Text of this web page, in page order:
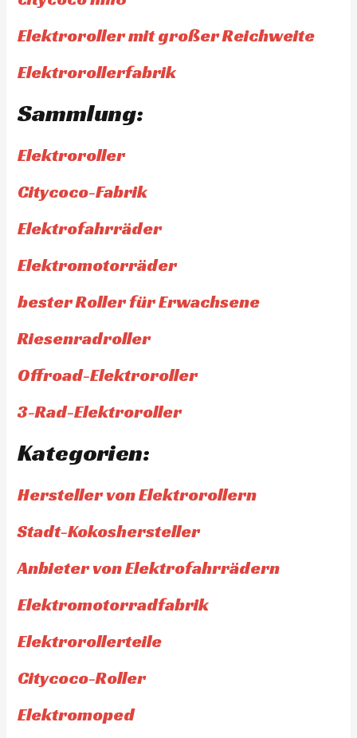
Elektroroller mit großer Reichweite
Elektrorollerfabrik
Sammlung:
Elektroroller
Citycoco-Fabrik
Elektrofahrräder
Elektromotorräder
bester Roller für Erwachsene
Riesenradroller
Offroad-Elektroroller
3-Rad-Elektroroller
Kategorien:
Hersteller von Elektrorollern
Stadt-Kokoshersteller
Anbieter von Elektrofahrrädern
Elektromotorradfabrik
Elektrorollerteile
Citycoco-Roller
Elektromoped